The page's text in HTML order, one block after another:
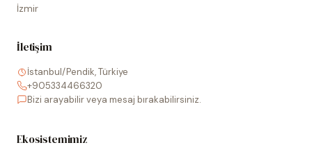
İzmir
İletişim
İstanbul/Pendik, Türkiye
+905334466320
Bizi arayabilir veya mesaj bırakabilirsiniz.
Ekosistemimiz